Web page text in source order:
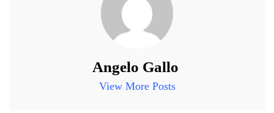
Angelo Gallo
View More Posts